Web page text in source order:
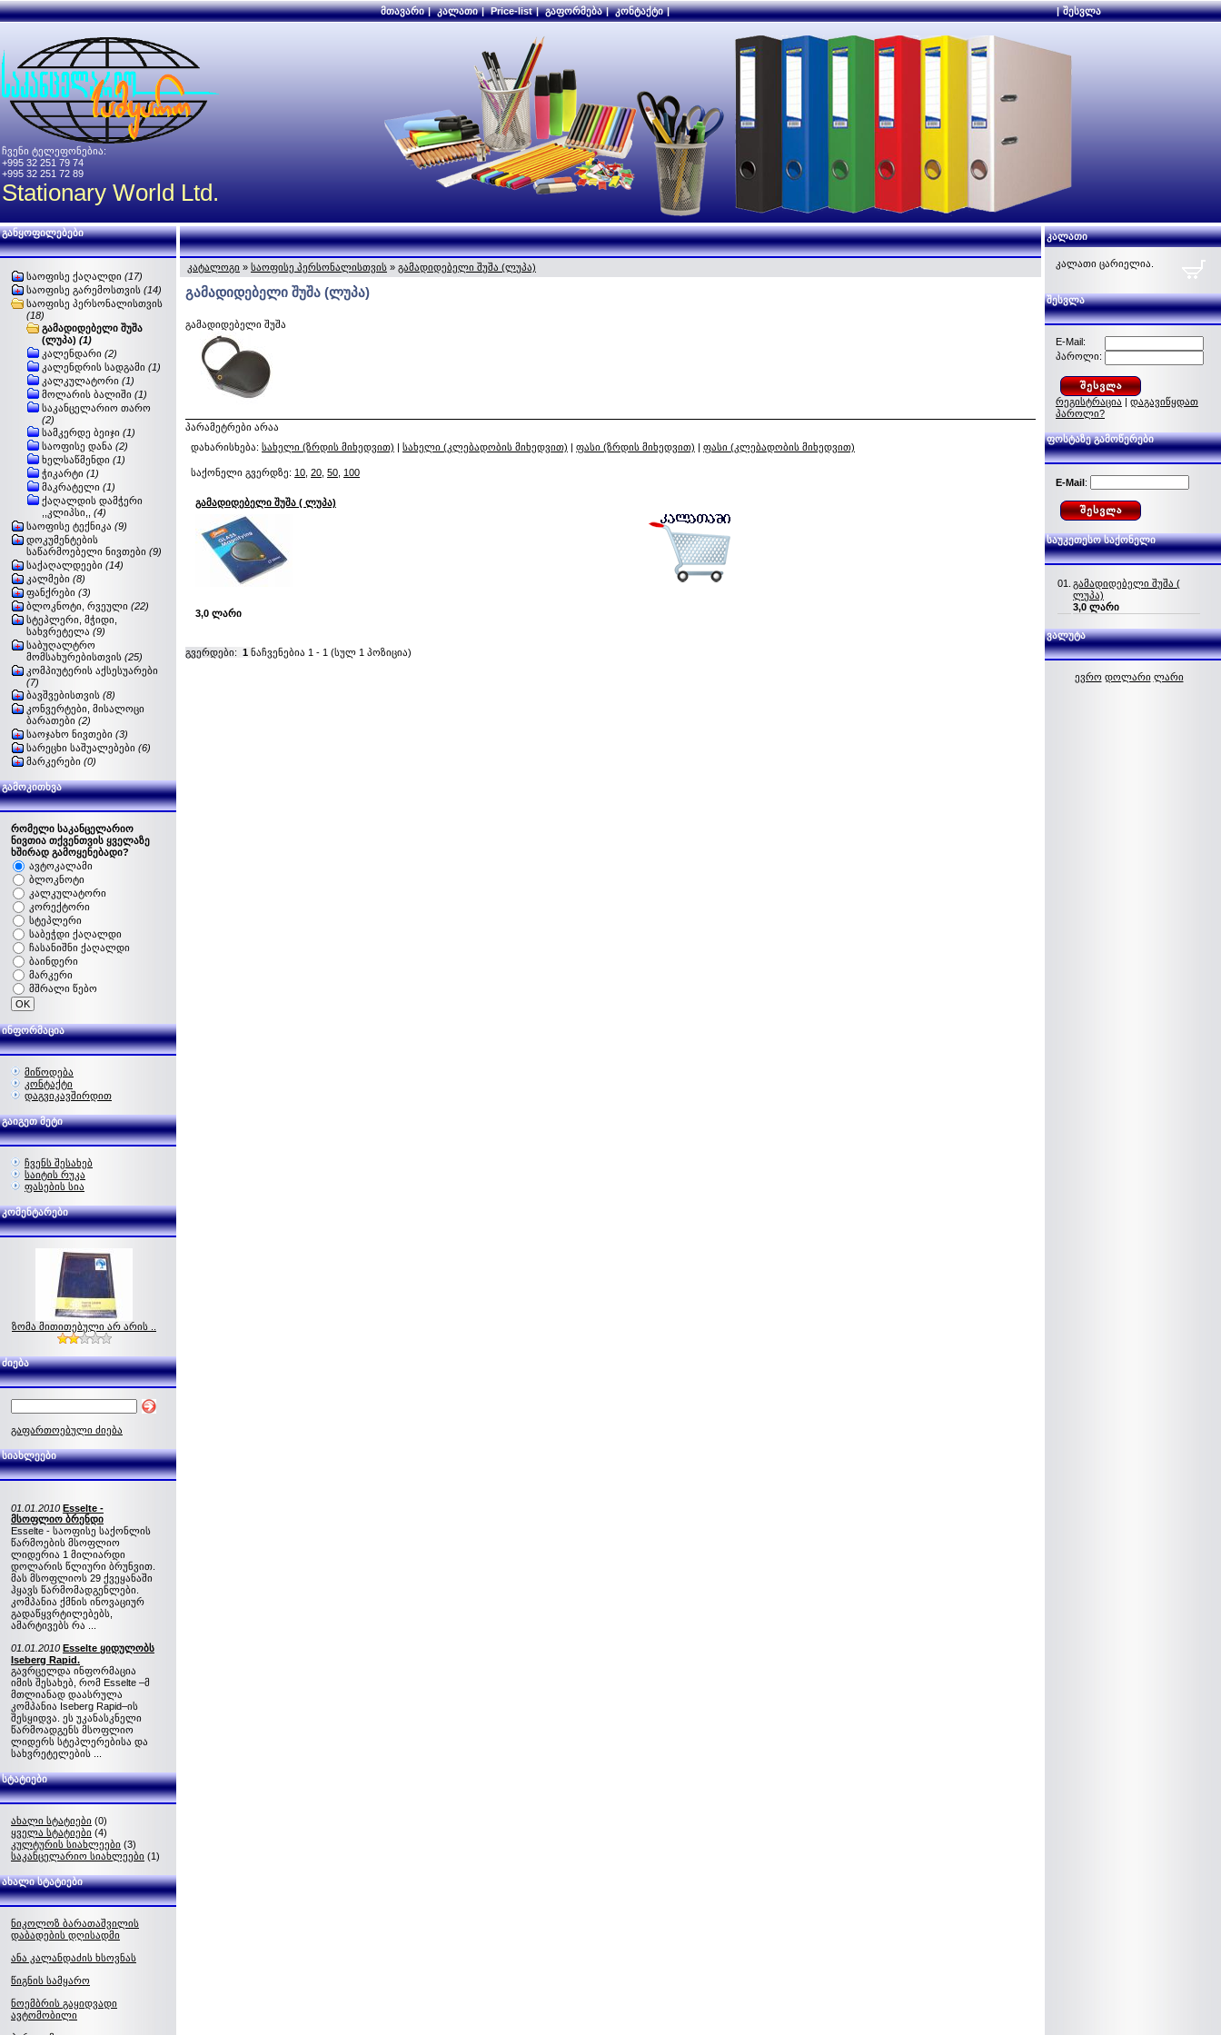
მთავარი | კალათი | Price-list | გაფორმება | კონტაქტი | | შესვლა
ჩვენი ტელეფონებია:
+995 32 251 79 74
+995 32 251 72 89
Stationary World Ltd.
განყოფილებები
საოფისე ქაღალდი (17)
საოფისე გარემოსთვის (14)
საოფისე პერსონალისთვის
(18)
გამადიდებელი შუშა
(ლუპა) (1)
კალენდარი (2)
კალენდრის სადგამი (1)
კალკულატორი (1)
მოლარის ბალიში (1)
საკანცელარიო თარო
(2)
სამკერდე ბეიჯი (1)
საოფისე დანა (2)
ხელსაწმენდი (1)
ჭიკარტი (1)
მაკრატელი (1)
ქაღალდის დამჭერი
,,კლიპსი,, (4)
საოფისე ტექნიკა (9)
დოკუმენტების
საწარმოებელი ნივთები (9)
საქაღალდეები (14)
კალმები (8)
ფანქრები (3)
ბლოკნოტი, რვეული (22)
სტეპლერი, მჭიდი,
სახვრეტელა (9)
საბუღალტრო
მომსახურებისთვის (25)
კომპიუტერის აქსესუარები
(7)
ბავშვებისთვის (8)
კონვერტები, მისალოცი
ბარათები (2)
საოჯახო ნივთები (3)
სარეცხი საშუალებები (6)
მარკერები (0)
გამოკითხვა
რომელი საკანცელარიო
ნივთია თქვენთვის ყველაზე
ხშირად გამოყენებადი?
ავტოკალამი
ბლოკნოტი
კალკულატორი
კორექტორი
სტეპლერი
საბეჭდი ქაღალდი
ჩასანიშნი ქაღალდი
ბაინდერი
მარკერი
მშრალი წებო
ინფორმაცია
მიწოდება
კონტაქტი
დაგვიკავშირდით
გაიგეთ მეტი
ჩვენს შესახებ
საიტის რუკა
ფასების სია
კომენტარები
ზომა მითითებული არ არის ..
ძიება
გაფართოებული ძიება
სიახლეები
01.01.2010 Esselte -
მსოფლიო ბრენდი
Esselte - საოფისე საქონლის
წარმოების მსოფლიო
ლიდერია 1 მილიარდი
დოლარის წლიური ბრუნვით.
მას მსოფლიოს 29 ქვეყანაში
ჰყავს წარმომადგენლები.
კომპანია ქმნის ინოვაციურ
გადაწყვრტილებებს,
ამარტივებს რა ...
01.01.2010 Esselte ყიდულობს
Iseberg Rapid.
გავრცელდა ინფორმაცია
იმის შესახებ, რომ Esselte –მ
მთლიანად დაასრულა
კომპანია Iseberg Rapid–ის
შესყიდვა. ეს უკანასკნელი
წარმოადგენს მსოფლიო
ლიდერს სტეპლერებისა და
სახვრეტელების ...
სტატიები
ახალი სტატიები (0)
ყველა სტატიები (4)
კულტურის სიახლეები (3)
საკანცელარიო სიახლეები (1)
ახალი სტატიები
ნიკოლოზ ბარათაშვილის
დაბადების დღისადმი
ანა კალანდაძის ხსოვნას
წიგნის სამყარო
ნოემბრის გაყიდვადი
ავტომობილი
კატალოგი » საოფისე პერსონალისთვის » გამადიდებელი შუშა (ლუპა)
გამადიდებელი შუშა (ლუპა)
გამადიდებელი შუშა
პარამეტრები არაა
დახარისხება: სახელი (ზრდის მიხედვით) | სახელი (კლებადობის მიხედვით) | ფასი (ზრდის მიხედვით) | ფასი (კლებადობის მიხედვით)
საქონელი გვერდზე: 10 20 50 100
გამადიდებელი შუშა ( ლუპა)
3,0 ლარი
გვერდები: 1 ნაჩვენებია 1 - 1 (სულ 1 პოზიცია)
კალათი
კალათი ცარიელია.
შესვლა
E-Mail:
პაროლი:
რეგისტრაცია | დაგავიწყდათ
პაროლი?
ფოსტაზე გამოწერები
E-Mail:
საუკეთესო საქონელი
01. გამადიდებელი შუშა (
ლუპა)
3,0 ლარი
ვალუტა
ევრო დოლარი ლარი